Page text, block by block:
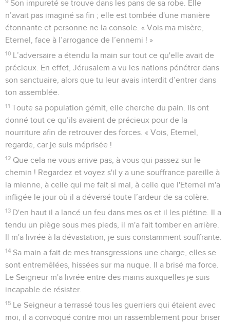
Son impureté se trouve dans les pans de sa robe. Elle
n’avait pas imaginé sa fin ; elle est tombée d'une manière
étonnante et personne ne la console. « Vois ma misère,
Eternel, face à l’arrogance de l’ennemi ! »
10 L’adversaire a étendu la main sur tout ce qu'elle avait de
précieux. En effet, Jérusalem a vu les nations pénétrer dans
son sanctuaire, alors que tu leur avais interdit d’entrer dans
ton assemblée.
11 Toute sa population gémit, elle cherche du pain. Ils ont
donné tout ce qu’ils avaient de précieux pour de la
nourriture afin de retrouver des forces. « Vois, Eternel,
regarde, car je suis méprisée !
12 Que cela ne vous arrive pas, à vous qui passez sur le
chemin ! Regardez et voyez s'il y a une souffrance pareille à
la mienne, à celle qui me fait si mal, à celle que l'Eternel m'a
infligée le jour où il a déversé toute l’ardeur de sa colère.
13 D'en haut il a lancé un feu dans mes os et il les piétine. Il a
tendu un piège sous mes pieds, il m'a fait tomber en arrière.
Il m'a livrée à la dévastation, je suis constamment souffrante.
14 Sa main a fait de mes transgressions une charge, elles se
sont entremêlées, hissées sur ma nuque. Il a brisé ma force.
Le Seigneur m'a livrée entre des mains auxquelles je suis
incapable de résister.
15 Le Seigneur a terrassé tous les guerriers qui étaient avec
moi, il a convoqué contre moi un rassemblement pour briser